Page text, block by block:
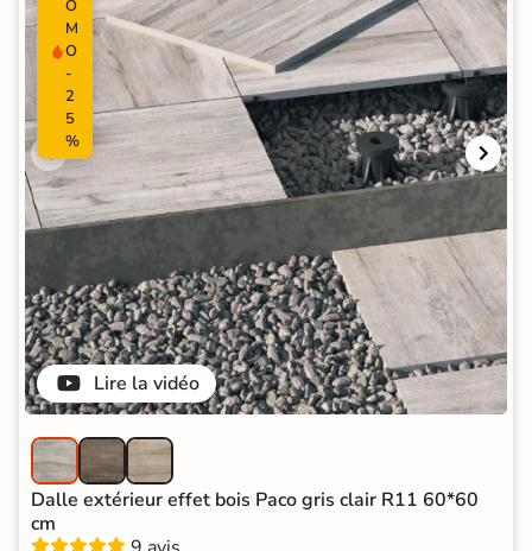
Lire la vidéo
O
M
O
-
2
5
%
Dalle extérieur effet bois Paco gris clair R11 60*60
cm